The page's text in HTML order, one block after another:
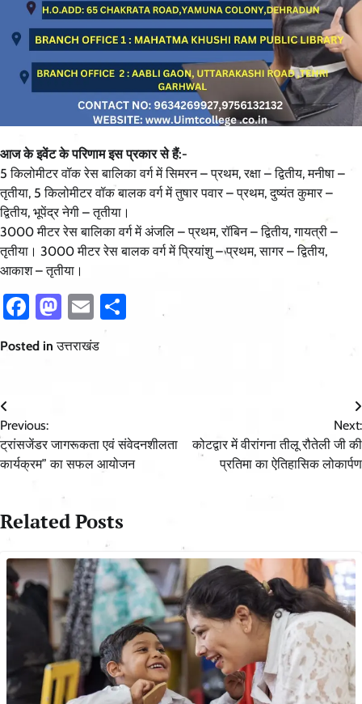
आज के इवेंट के परिणाम इस प्रकार से हैं:-
5 किलोमीटर वॉक रेस बालिका वर्ग में सिमरन – प्रथम, रक्षा – द्वितीय, मनीषा –
तृतीया, 5 किलोमीटर वॉक बालक वर्ग में तुषार पवार – प्रथम, दुष्यंत कुमार –
द्वितीय, भूपेंद्र नेगी – तृतीया।
3000 मीटर रेस बालिका वर्ग में अंजलि – प्रथम, रॉबिन – द्वितीय, गायत्री –
तृतीया। 3000 मीटर रेस बालक वर्ग में प्रियांशु – प्रथम, सागर – द्वितीय,
आकाश – तृतीया।
Facebook
Mastodon
EmailShare
Posted inउत्तराखंड
Post
navigation
Previous:
ट्रांसजेंडर जागरूकता एवं संवेदनशीलता
कार्यक्रम” का सफल आयोजन
Next:
कोटद्वार में वीरांगना तीलू रौतेली जी की
प्रतिमा का ऐतिहासिक लोकार्पण
Related Posts